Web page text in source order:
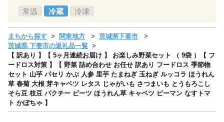
常温 冷蔵 冷凍
まちから探す 関東地方
茨城県下妻市
茨城県 下妻市の返礼品一覧
【 訳あり 】【 5ヶ月連続お届け 】 お楽しみ野菜セット （ 9袋 ）【 フ
ードロス対策 】【 野菜 詰め合わせ お任せ 訳あり フードロス 季節物
セット 山芋 パセリ かぶ 人参 里芋 たまねぎ 玉ねぎ ルッコラ ほうれん
草 春菊 大根 芽キャベツ レタス じゃがいも さつまいも とうもろこし
そら豆 枝豆 パクチー ビーツ ほうれん草 キャベツ ピーマン なすトマ
ト かぼちゃ 】